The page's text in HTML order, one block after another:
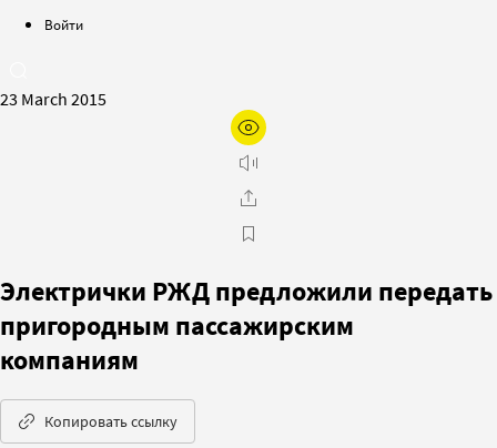
Войти
23 March 2015
Электрички РЖД предложили передать
пригородным пассажирским
компаниям
Копировать ссылку